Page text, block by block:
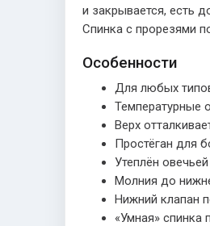
и закрывается, есть
Спинка с прорезями
Особенности
Для любых
Температурные
Верх
Простёган для
Утеплён
Молния до
Нижний клапан
«Умная» спинка